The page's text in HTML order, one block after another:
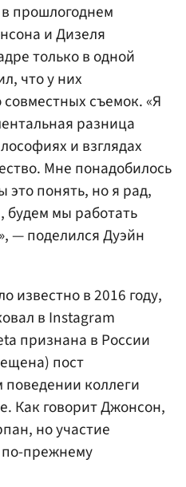
прошлогоднем
и Дизеля
только в одной
что у них
съемок. «Я
разница
и взглядах
Мне понадобилось
это понять, но я рад,
будем мы работать
— поделился Дуэйн
известно в 2016 году,
в Instagram
признана в России
пост
коллеги
Как говорит Джонсон,
но участие
по-прежнему